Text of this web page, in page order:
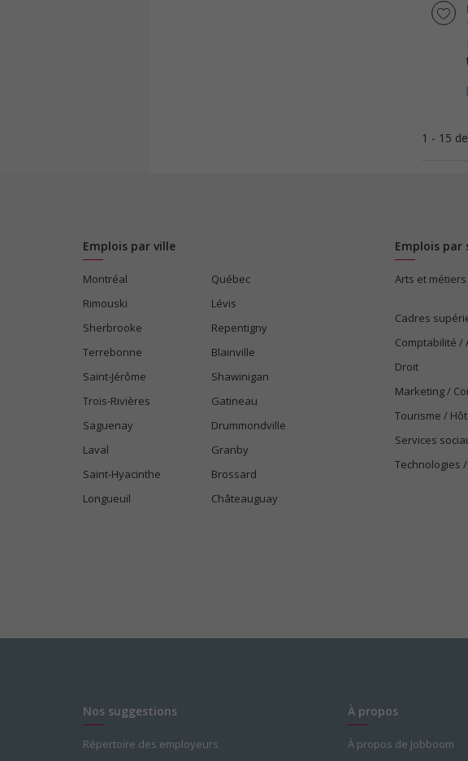
1 - 15
Emplois par ville
Montréal
Québec
Rimouski
Lévis
Sherbrooke
Repentigny
Terrebonne
Blainville
Saint-Jérôme
Shawinigan
Trois-Rivières
Gatineau
Saguenay
Drummondville
Laval
Granby
Saint-Hyacinthe
Brossard
Longueuil
Châteauguay
Emplois par
Arts et
Cadres
Comptabilité /
Droit
Marketing /
Tourisme /
Services
Technologies
Nos suggestions
Répertoire des employeurs
À propos
À propos de Jobboom